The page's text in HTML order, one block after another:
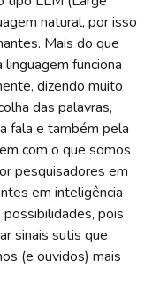
natural, por isso
Mais do que
funciona
dizendo muito
das palavras,
fala e também pela
com o que somos
pesquisadores em
em inteligência
pois
sinais sutis que
(e ouvidos) mais